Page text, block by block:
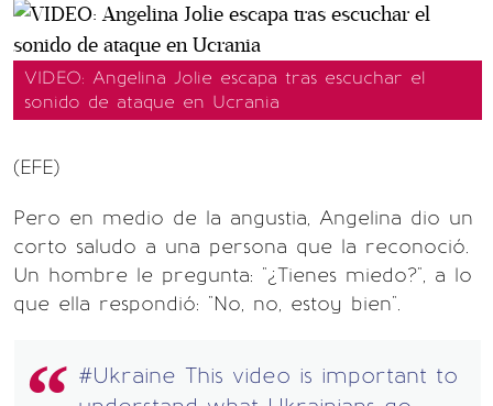
VIDEO: Angelina Jolie escapa tras escuchar el
sonido de ataque en Ucrania
(EFE)
Pero en medio de la angustia, Angelina dio un
corto saludo a una persona que la reconoció.
Un hombre le pregunta: "¿Tienes miedo?", a lo
que ella respondió: "No, no, estoy bien".
#Ukraine This video is important to